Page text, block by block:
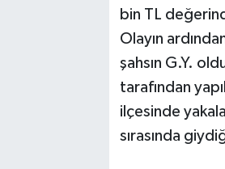
bin TL
Olayın
şahsın G.Y.
tarafından
ilçesinde
sırasında